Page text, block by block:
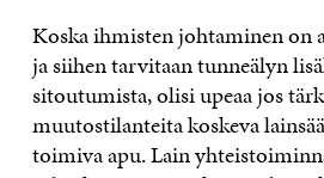
Koska ihmisten johtaminen on
ja siihen tarvitaan tunneälyn
sitoutumista, olisi upeaa jos
muutostilanteita koskeva
toimiva apu. Lain